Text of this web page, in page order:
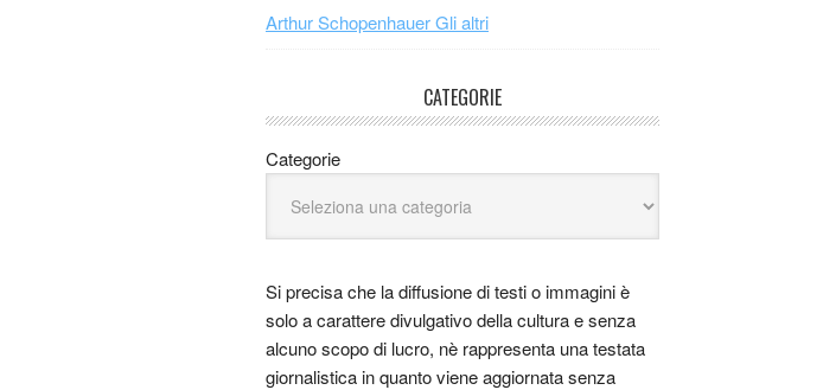
Arthur Schopenhauer Gli altri
CATEGORIE
Categorie
Si precisa che la diffusione di testi o immagini è
solo a carattere divulgativo della cultura e senza
alcuno scopo di lucro, nè rappresenta una testata
giornalistica in quanto viene aggiornata senza